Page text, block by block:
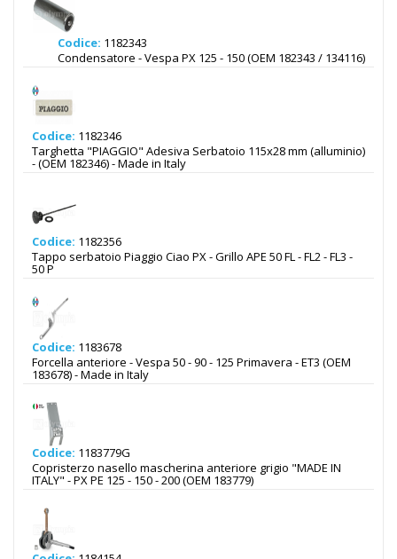
Codice: 1182343
Condensatore - Vespa PX 125 - 150 (OEM 182343 / 134116)
Codice: 1182346
Targhetta "PIAGGIO" Adesiva Serbatoio 115x28 mm (alluminio)
- (OEM 182346) - Made in Italy
Codice: 1182356
Tappo serbatoio Piaggio Ciao PX - Grillo APE 50 FL - FL2 - FL3 -
50 P
Codice: 1183678
Forcella anteriore - Vespa 50 - 90 - 125 Primavera - ET3 (OEM
183678) - Made in Italy
Codice: 1183779G
Copristerzo nasello mascherina anteriore grigio "MADE IN
ITALY" - PX PE 125 - 150 - 200 (OEM 183779)